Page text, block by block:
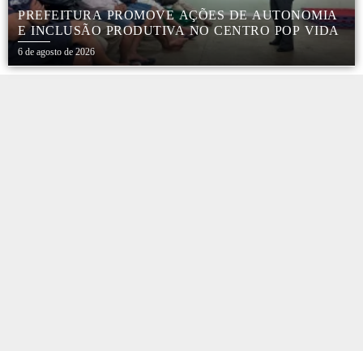
PREFEITURA PROMOVE AÇÕES DE AUTONOMIA
E INCLUSÃO PRODUTIVA NO CENTRO POP VIDA
6 de agosto de 2026